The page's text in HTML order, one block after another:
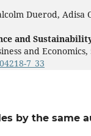
Duerod, Adisa
and
and Economics,
7_33
by the same